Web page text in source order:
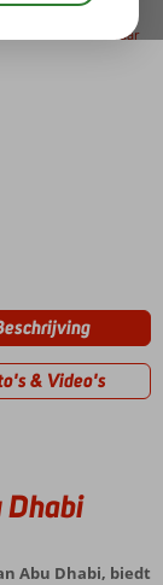
bewaar
& Video's
Dhabi
Abu Dhabi, biedt